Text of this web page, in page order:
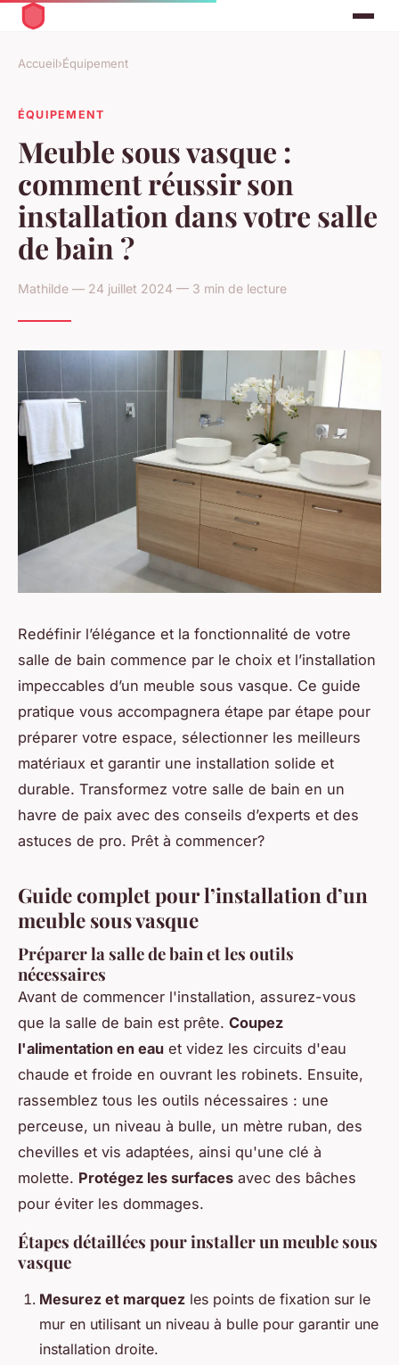
Accueil›Équipement
ÉQUIPEMENT
Meuble sous vasque :
comment réussir son
installation dans votre salle
de bain ?
Mathilde — 24 juillet 2024 — 3 min de lecture
Redéfinir l’élégance et la fonctionnalité de votre
salle de bain commence par le choix et l’installation
impeccables d’un meuble sous vasque. Ce guide
pratique vous accompagnera étape par étape pour
préparer votre espace, sélectionner les meilleurs
matériaux et garantir une installation solide et
durable. Transformez votre salle de bain en un
havre de paix avec des conseils d’experts et des
astuces de pro. Prêt à commencer?
Guide complet pour l’installation d’un
meuble sous vasque
Préparer la salle de bain et les outils
nécessaires
Avant de commencer l'installation, assurez-vous
que la salle de bain est prête. Coupez
l'alimentation en eau et videz les circuits d'eau
chaude et froide en ouvrant les robinets. Ensuite,
rassemblez tous les outils nécessaires : une
perceuse, un niveau à bulle, un mètre ruban, des
chevilles et vis adaptées, ainsi qu'une clé à
molette. Protégez les surfaces avec des bâches
pour éviter les dommages.
Étapes détaillées pour installer un meuble sous
vasque
Mesurez et marquez les points de fixation sur le
mur en utilisant un niveau à bulle pour garantir une
installation droite.